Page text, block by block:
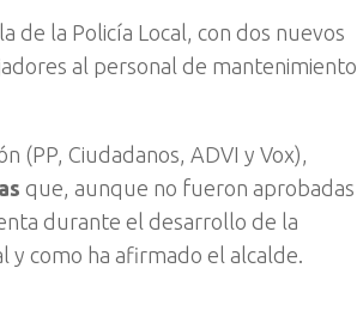
de la Policía Local, con dos nuevos
al personal de mantenimiento
(PP, Ciudadanos, ADVI y Vox),
que, aunque no fueron aprobadas
durante el desarrollo de la
y como ha afirmado el alcalde.